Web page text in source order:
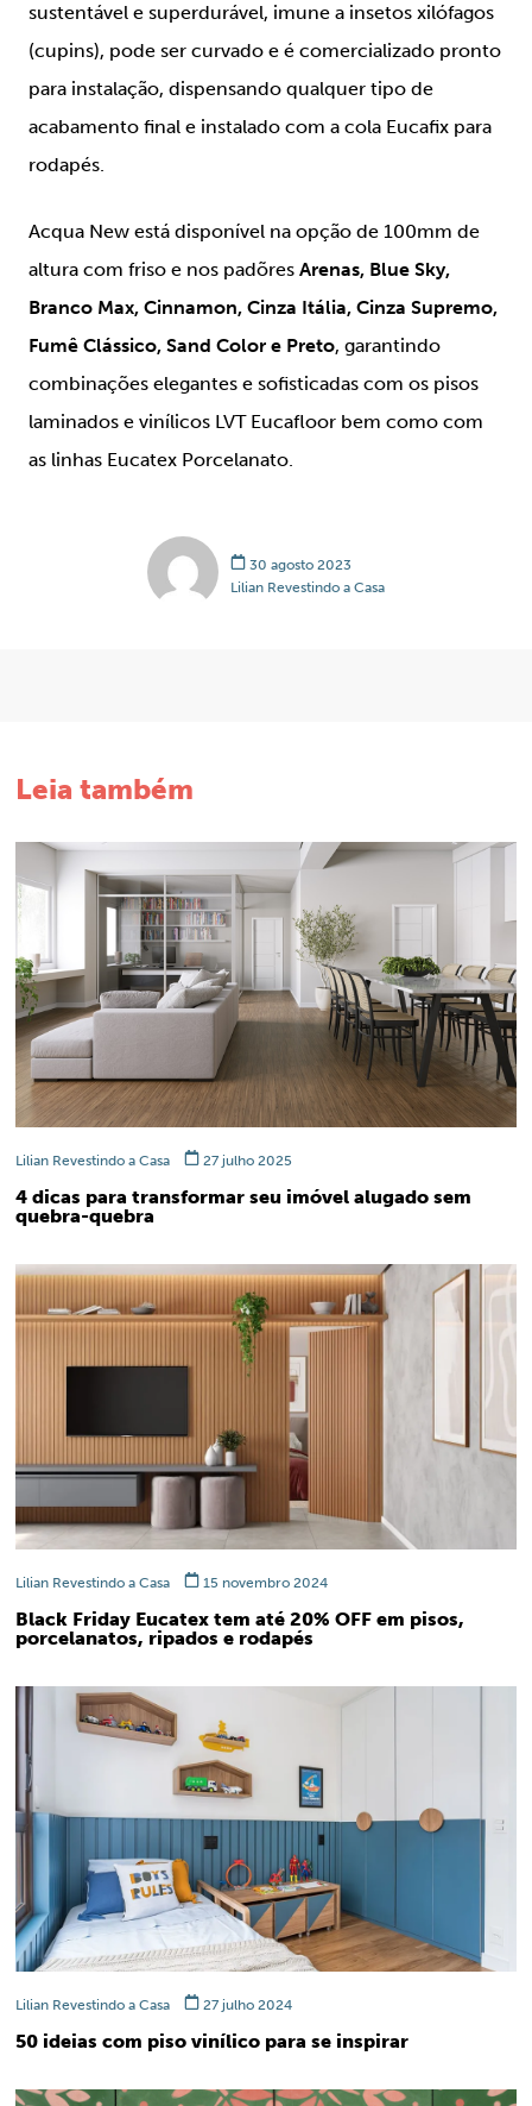
sustentável e superdurável, imune a insetos xilófagos
(cupins), pode ser curvado e é comercializado pronto
para instalação, dispensando qualquer tipo de
acabamento final e instalado com a cola Eucafix para
rodapés.
Acqua New está disponível na opção de 100mm de
altura com friso e nos padõres Arenas, Blue Sky,
Branco Max, Cinnamon, Cinza Itália, Cinza Supremo,
Fumê Clássico, Sand Color e Preto, garantindo
combinações elegantes e sofisticadas com os pisos
laminados e vinílicos LVT Eucafloor bem como com
as linhas Eucatex Porcelanato.
30 agosto 2023
Lilian Revestindo a Casa
Leia também
Lilian Revestindo a Casa 27 julho 2025
4 dicas para transformar seu imóvel alugado sem
quebra-quebra
Lilian Revestindo a Casa 15 novembro 2024
Black Friday Eucatex tem até 20% OFF em pisos,
porcelanatos, ripados e rodapés
Lilian Revestindo a Casa 27 julho 2024
50 ideias com piso vinílico para se inspirar